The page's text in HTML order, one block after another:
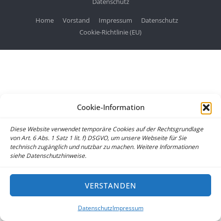
Cookie-Information
Diese Website verwendet temporäre Cookies auf der Rechtsgrundlage
von Art. 6 Abs. 1 Satz 1 lit. f) DSGVO, um unsere Webseite für Sie
technisch zugänglich und nutzbar zu machen. Weitere Informationen
siehe Datenschutzhinweise.
VERSTANDEN
DatenschutzImpressum
Home Vorstand Impressum
Datenschutz
Cookie-Richtlinie (EU)